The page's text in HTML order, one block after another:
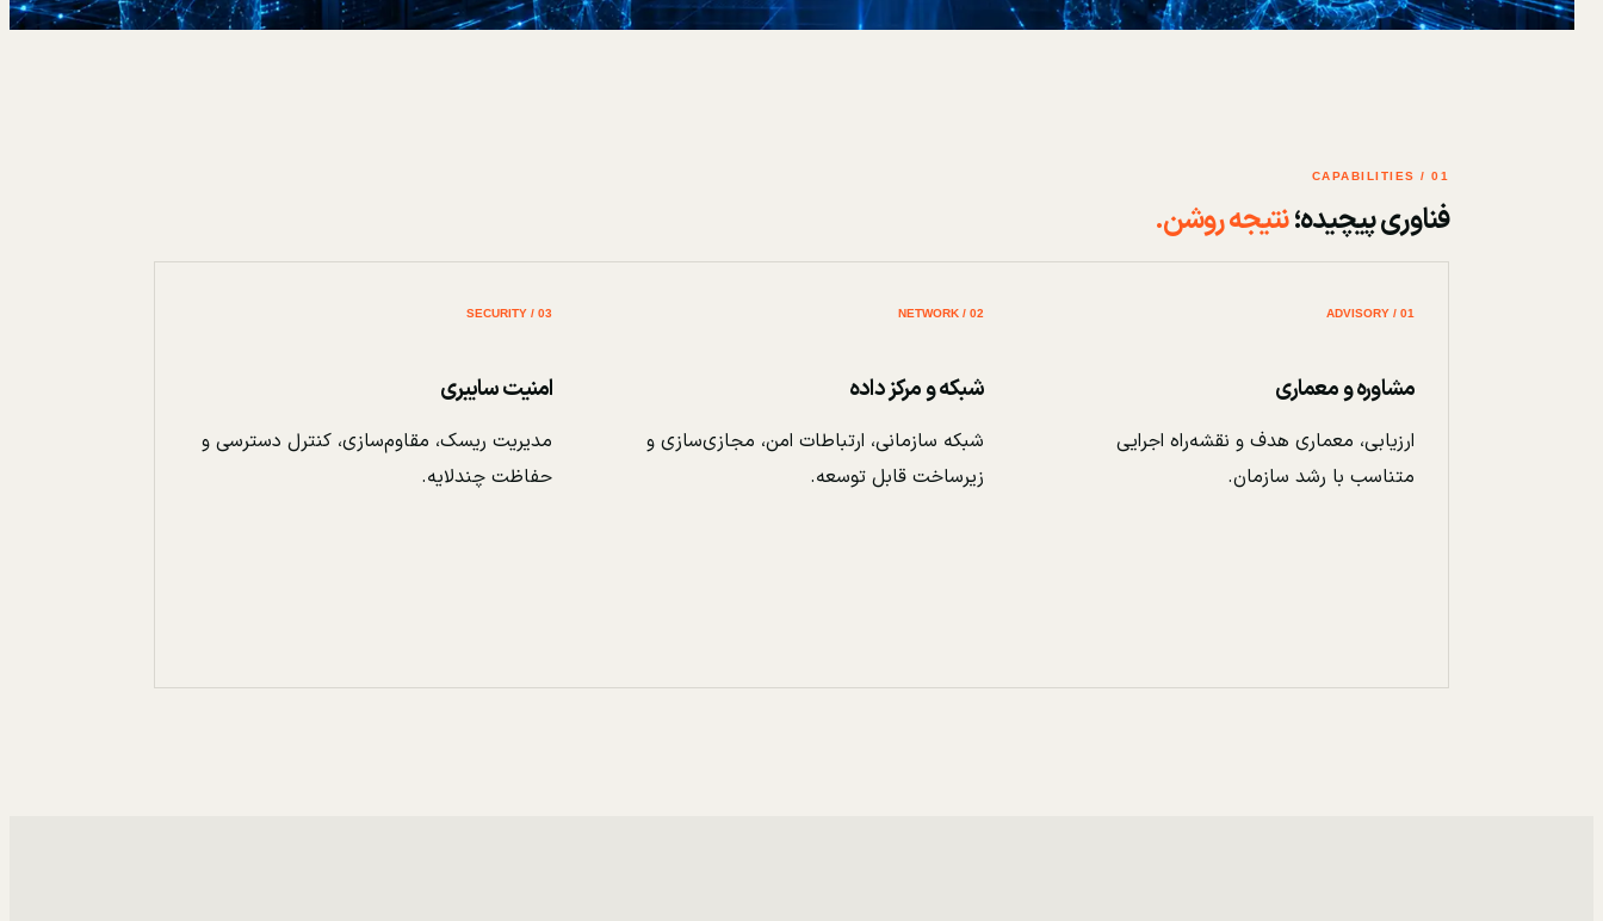
01 / CAPABILITIES
فناوری پیچیده؛نتیجه روشن.
01 / ADVISORY
مشاوره و معماری
ارزیابی، معماری هدف و نقشه‌راه اجرایی
متناسب با رشد سازمان.
02 / NETWORK
شبکه و مرکز داده
شبکه سازمانی، ارتباطات امن، مجازی‌سازی و
زیرساخت قابل توسعه.
03 / SECURITY
امنیت سایبری
مدیریت ریسک، مقاوم‌سازی، کنترل دسترسی و
حفاظت چندلایه.